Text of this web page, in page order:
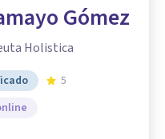
Gómez
Holistica
5